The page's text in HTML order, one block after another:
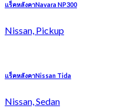
แร็คหลังคาNavara NP300
Nissan, Pickup
แร็คหลังคาNissan Tida
Nissan, Sedan